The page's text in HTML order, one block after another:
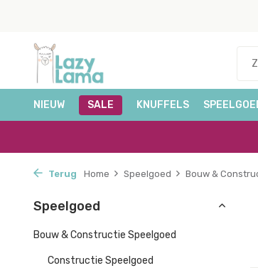
NIEUW SALE KNUFFELS
Terug Home Speelgoed Bouw &
Speelgoed
Bouw & Constructie Speelgoed
Constructie Speelgoed